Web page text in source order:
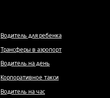
Водитель для ребенка
Трансферы в аэропорт
Водитель на день
Корпоративное такси
Водитель на час